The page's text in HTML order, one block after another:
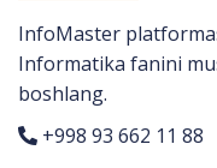
InfoMaster
Informatika fanini
boshlang.
+998 93 662 11 88